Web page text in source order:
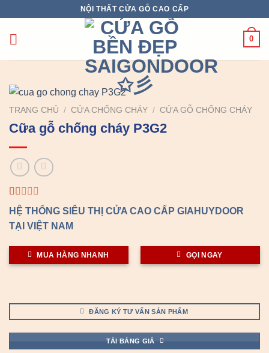
nội
NỘI THẤT CỬA GỖ CAO CẤP
0
TRANG CHỦ / CỬA CHỐNG CHÁY / CỬA GỖ CHỐNG CHÁY
Cữa gỗ chống cháy P3G2
1.00
trên
5
dựa
trên
1
giá
HỆ THỐNG SIÊU THỊ CỬA CAO CẤP GIAHUYDOOR
TẠI VIỆT NAM
MUA HÀNG NHANH GỌI NGAY
ĐĂNG KÝ TƯ VẤN SẢN PHẨM
TẢI BẢNG GIÁ